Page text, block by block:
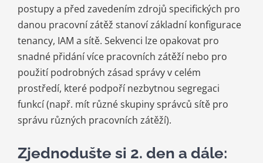
postupy a před zavedením zdrojů specifických pro
danou pracovní zátěž stanoví základní konfigurace
tenancy, IAM a sítě. Sekvenci lze opakovat pro
snadné přidání více pracovních zátěží nebo pro
použití podrobných zásad správy v celém
prostředí, které podpoří nezbytnou segregaci
funkcí (např. mít různé skupiny správců sítě pro
správu různých pracovních zátěží).
Zjednodušte si 2. den a dále: